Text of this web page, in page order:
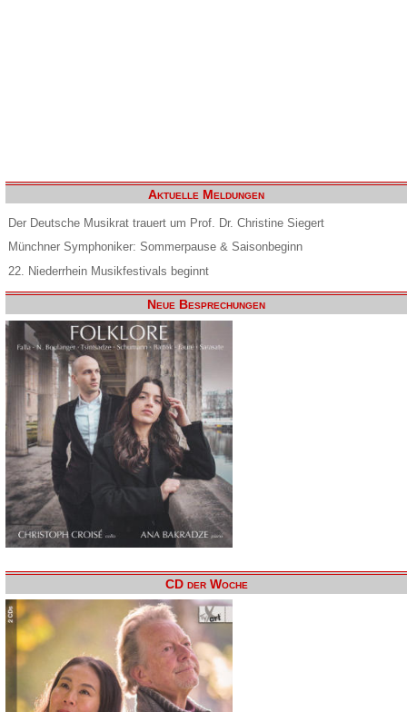
Aktuelle Meldungen
Der Deutsche Musikrat trauert um Prof. Dr. Christine Siegert
Münchner Symphoniker: Sommerpause & Saisonbeginn
22. Niederrhein Musikfestivals beginnt
Neue Besprechungen
CD der Woche